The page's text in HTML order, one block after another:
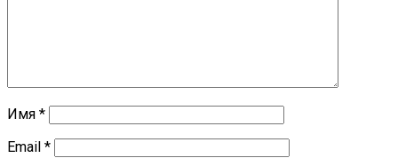
Имя *
Email *